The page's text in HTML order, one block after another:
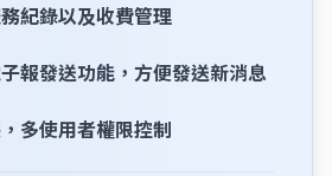
紀錄以及收費管理
報發送功能，方便發送新消息
多使用者權限控制